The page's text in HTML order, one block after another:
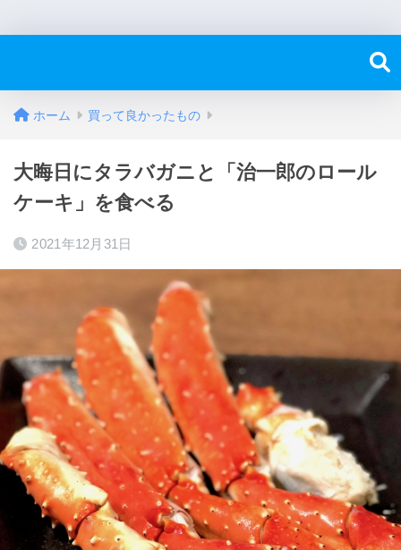
ホーム 買って良かったもの
大晦日にタラバガニと「治一郎のロール
ケーキ」を食べる
2021年12月31日